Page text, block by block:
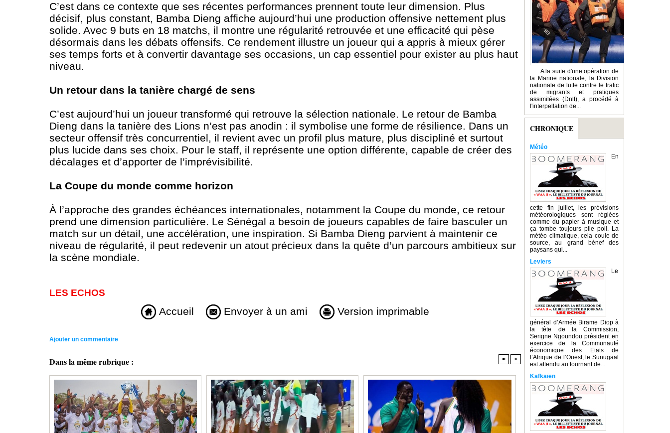
C’est dans ce contexte que ses récentes performances prennent toute leur dimension. Plus
décisif, plus constant, Bamba Dieng affiche aujourd’hui une production offensive nettement plus
solide. Avec 9 buts en 18 matchs, il montre une régularité retrouvée et une efficacité qui pèse
désormais dans les débats offensifs. Ce rendement illustre un joueur qui a appris à mieux gérer
ses temps forts et à convertir davantage ses occasions, un cap essentiel pour exister au plus haut
niveau.
Un retour dans la tanière chargé de sens
C’est aujourd’hui un joueur transformé qui retrouve la sélection nationale. Le retour de Bamba
Dieng dans la tanière des Lions n’est pas anodin : il symbolise une forme de résilience. Dans un
secteur offensif très concurrentiel, il revient avec un profil plus mature, plus discipliné et surtout
plus lucide dans ses choix. Pour le staff, il représente une option différente, capable de créer des
décalages et d’apporter de l’imprévisibilité.
La Coupe du monde comme horizon
À l’approche des grandes échéances internationales, notamment la Coupe du monde, ce retour
prend une dimension particulière. Le Sénégal a besoin de joueurs capables de faire basculer un
match sur un détail, une accélération, une inspiration. Si Bamba Dieng parvient à maintenir ce
niveau de régularité, il peut redevenir un atout précieux dans la quête d’un parcours ambitieux sur
la scène mondiale.
LES ECHOS
Accueil Envoyer à un ami Version imprimable
Ajouter un commentaire
Dans la même rubrique : < >
A la suite d'une opération de
la Marine nationale, la Division
nationale de lutte contre le trafic
de migrants et pratiques
assimilées (Dnlt), a procédé à
l'interpellation de...
CHRONIQUE
Météo
En
cette fin juillet, les prévisions
météorologiques sont réglées
comme du papier à musique et
ça tombe toujours pile poil. La
météo climatique, cela coule de
source, au grand bénef des
paysans qui...
Leviers
Le
général d’Armée Birame Diop à
la tête de la Commission,
Serigne Ngoundou président en
exercice de la Communauté
économique des Etats de
l’Afrique de l’Ouest, le Sunugaal
est attendu au tournant de...
Kafkaïen